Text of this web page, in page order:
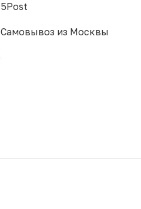
5Post
Самовывоз из Москвы